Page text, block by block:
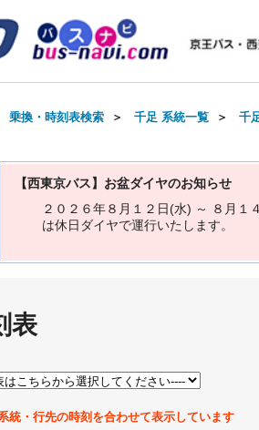
乗換・時刻表検索 ＞ 千足 系統一覧 ＞ 千
【西東京バス】お盆ダイヤのお知らせ
２ ０ ２ ６年８ 月 １ ２ 日(水) ～ ８ 月 １ ４
は休日 ダイヤで運行いた し ます。
表
統・行先の時刻を合わせて表示しています